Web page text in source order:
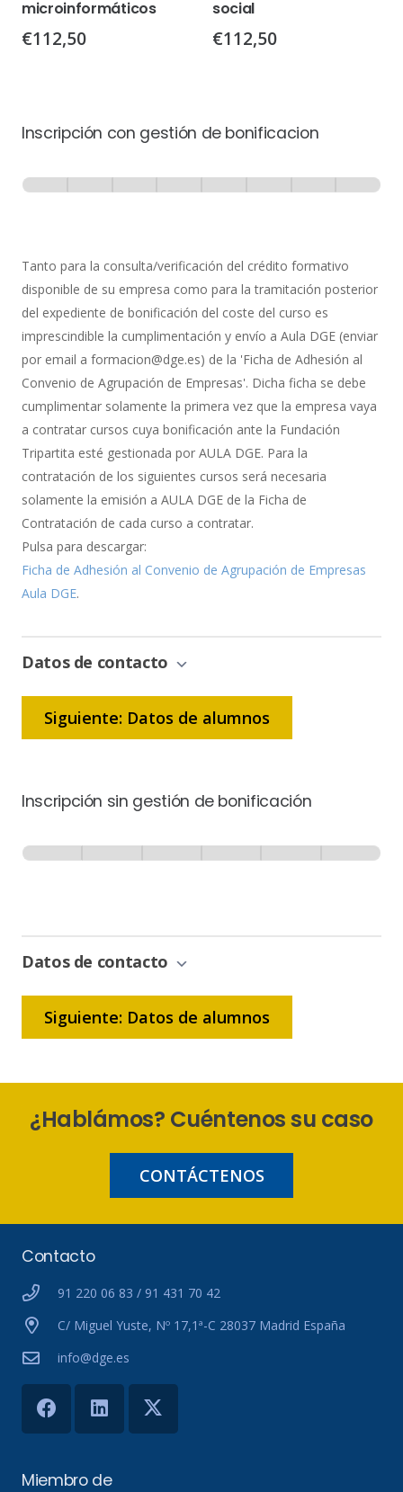
microinformáticos
€112,50
social
€112,50
Inscripción con gestión de bonificacion
-
de
Bonificación
Tanto para la consulta/verificación del crédito formativo
disponible de su empresa como para la tramitación posterior
del expediente de bonificación del coste del curso es
imprescindible la cumplimentación y envío a Aula DGE (enviar
por email a formacion@dge.es) de la 'Ficha de Adhesión al
Convenio de Agrupación de Empresas'. Dicha ficha se debe
cumplimentar solamente la primera vez que la empresa vaya
a contratar cursos cuya bonificación ante la Fundación
Tripartita esté gestionada por AULA DGE. Para la
contratación de los siguientes cursos será necesaria
solamente la emisión a AULA DGE de la Ficha de
Contratación de cada curso a contratar.
Pulsa para descargar:
Ficha de Adhesión al Convenio de Agrupación de Empresas
Aula DGE.
Datos de contacto
Siguiente: Datos de alumnos
Inscripción sin gestión de bonificación
-
Bonificación
Datos de contacto
Siguiente: Datos de alumnos
¿Hablámos? Cuéntenos su caso
CONTÁCTENOS
Contacto
91 220 06 83 / 91 431 70 42
C/ Miguel Yuste, Nº 17,1ª-C 28037 Madrid España
info@dge.es
Miembro de